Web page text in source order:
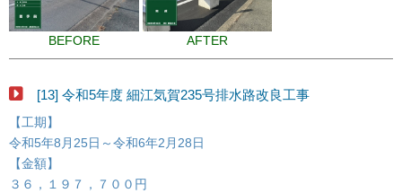
BEFORE AFTER
[13] 令和5年度 細江気賀235号排水路改良工事
【工期】
令和5年8月25日～令和6年2月28日
【金額】
３６，１９７，７００円